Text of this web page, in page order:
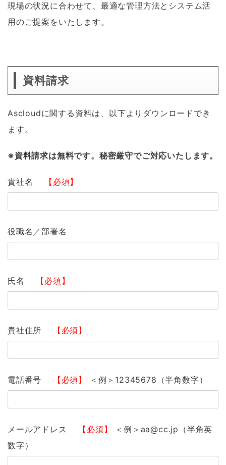
現場の状況に合わせて、最適な管理方法とシステム活
用のご提案をいたします。
資料請求
Ascloudに関する資料は、以下よりダウンロードでき
ます。
※資料請求は無料です。秘密厳守でご対応いたします。
貴社名 【必須】
役職名／部署名
氏名 【必須】
貴社住所 【必須】
電話番号 【必須】 ＜例＞12345678（半角数字）
メールアドレス 【必須】
＜例＞aa@cc.jp（半角英
数字）